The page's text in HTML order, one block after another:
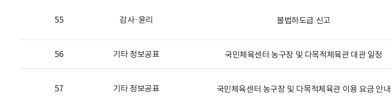
55 감사·윤리 불법하도급 신고
56 기타 정보공표 국민체육센터 농구장 및 다목적체육관 대관 일정
57 기타 정보공표 국민체육센터 농구장 및 다목적체육관 이용 요금 안내